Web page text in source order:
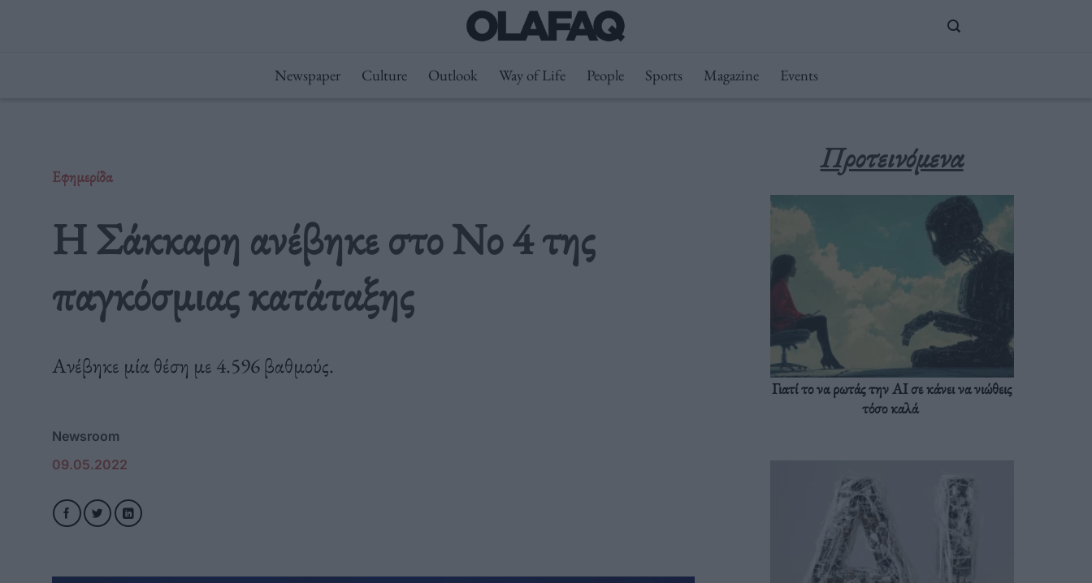
Newspaper Culture Outlook Way of Life People Sports Magazine Events
Εφημερίδα
Η Σάκκαρη ανέβηκε στο Νο 4 της
παγκόσμιας κατάταξης
Ανέβηκε μία θέση με 4.596 βαθμούς.
Newsroom
09.05.2022
Προτεινόμενα
Γιατί το να ρωτάς την AI σε κάνει να νιώθεις
τόσο καλά